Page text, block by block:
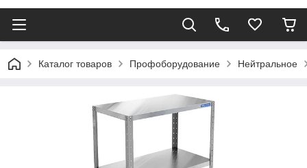
Каталог товаров Профоборудование Нейтральное